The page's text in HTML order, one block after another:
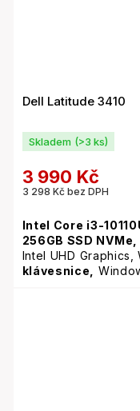
Dell Latitude 3410
Skladem (>3 ks)
3 298 Kč bez DPH
3 990 Kč
Intel Core i3-
256GB SSD NVMe,
Intel UHD Graphics,
klávesnice,